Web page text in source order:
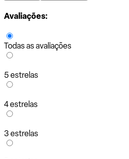
Avaliações:
Todas as avaliações
5 estrelas
4 estrelas
3 estrelas